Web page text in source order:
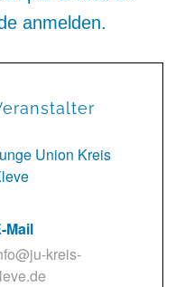
anmelden.
Union Kreis
Mail
kreis-